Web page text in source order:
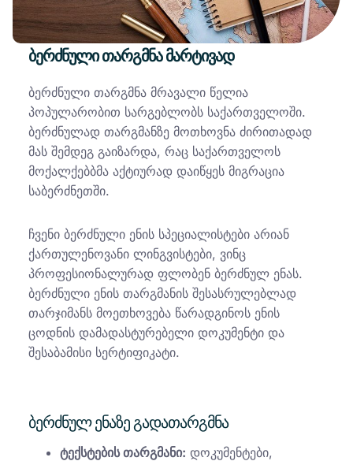
ბერძნული თარგმნა მარტივად
ბერძნული თარგმნა მრავალი წელია
პოპულარობით სარგებლობს საქართველოში.
ბერძნულად თარგმანზე მოთხოვნა ძირითადად
მას შემდეგ გაიზარდა, რაც საქართველოს
მოქალქებბმა აქტიურად დაიწყეს მიგრაცია
საბერძნეთში.
ჩვენი ბერძნული ენის სპეციალისტები არიან
ქართულენოვანი ლინგვისტები, ვინც
პროფესიონალურად ფლობენ ბერძნულ ენას.
ბერძნული ენის თარგმანის შესასრულებლად
თარჯიმანს მოეთხოვება წარადგინოს ენის
ცოდნის დამადასტურებელი დოკუმენტი და
შესაბამისი სერტიფიკატი.
ბერძნულ ენაზე გადათარგმნა
ტექსტების თარგმანი: დოკუმენტები,